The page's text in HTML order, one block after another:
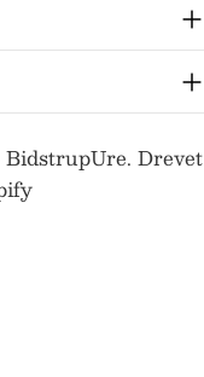
BidstrupUre. Drevet